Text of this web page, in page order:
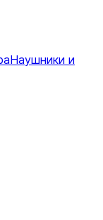
Наушники и